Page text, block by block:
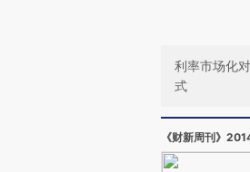
利率市场化
式
《财新周刊》